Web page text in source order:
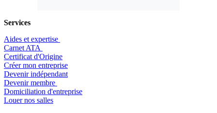
Services
Aides et expertise
​Carnet ATA
Certificat d'Origine
Créer mon entreprise
Devenir indépendant
Devenir membre
​Domiciliation d'entreprise
Louer nos salles